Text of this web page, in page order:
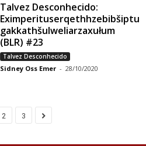
Talvez Desconhecido:
Eximperituserqethhzebibšiptu
gakkathšulweliarzaxułum
(BLR) #23
Talvez Desconhecido
Sidney Oss Emer - 28/10/2020
2 3